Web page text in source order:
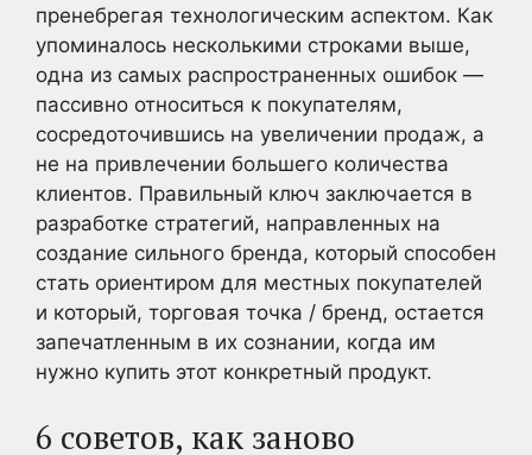
пренебрегая технологическим аспектом. Как
упоминалось несколькими строками выше,
одна из самых распространенных ошибок —
пассивно относиться к покупателям,
сосредоточившись на увеличении продаж, а
не на привлечении большего количества
клиентов. Правильный ключ заключается в
разработке стратегий, направленных на
создание сильного бренда, который способен
стать ориентиром для местных покупателей
и который, торговая точка / бренд, остается
запечатленным в их сознании, когда им
нужно купить этот конкретный продукт.
6 советов, как заново